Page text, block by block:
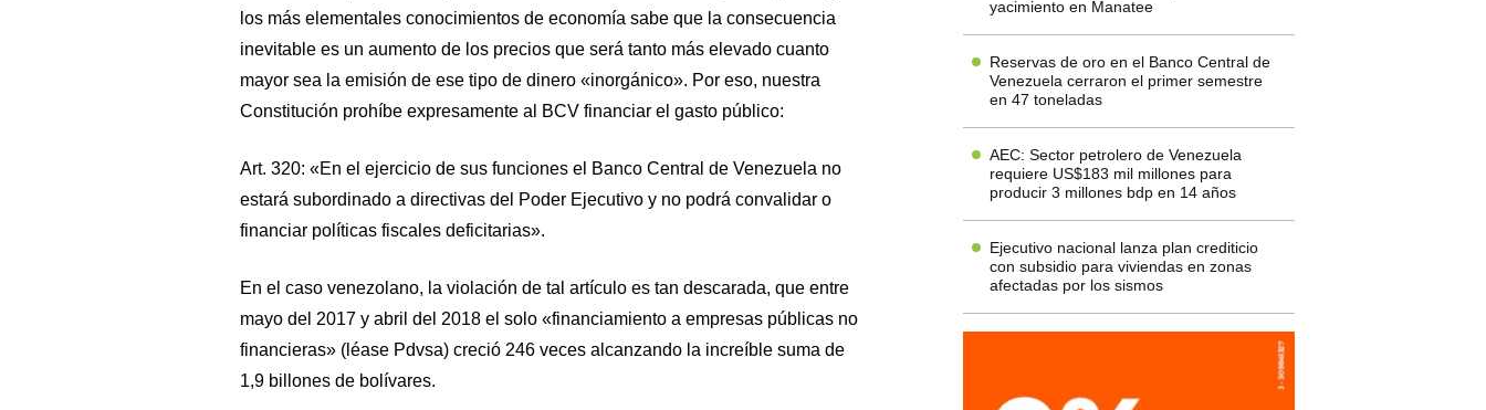
los más elementales conocimientos de economía sabe que la consecuencia
inevitable es un aumento de los precios que será tanto más elevado cuanto
mayor sea la emisión de ese tipo de dinero «inorgánico». Por eso, nuestra
Constitución prohíbe expresamente al BCV financiar el gasto público:
Art. 320: «En el ejercicio de sus funciones el Banco Central de Venezuela no
estará subordinado a directivas del Poder Ejecutivo y no podrá convalidar o
financiar políticas fiscales deficitarias».
En el caso venezolano, la violación de tal artículo es tan descarada, que entre
mayo del 2017 y abril del 2018 el solo «financiamiento a empresas públicas no
financieras» (léase Pdvsa) creció 246 veces alcanzando la increíble suma de
1,9 billones de bolívares.
yacimiento en Manatee
Reservas de oro en el Banco Central de
Venezuela cerraron el primer semestre
en 47 toneladas
AEC: Sector petrolero de Venezuela
requiere US$183 mil millones para
producir 3 millones bdp en 14 años
Ejecutivo nacional lanza plan crediticio
con subsidio para viviendas en zonas
afectadas por los sismos